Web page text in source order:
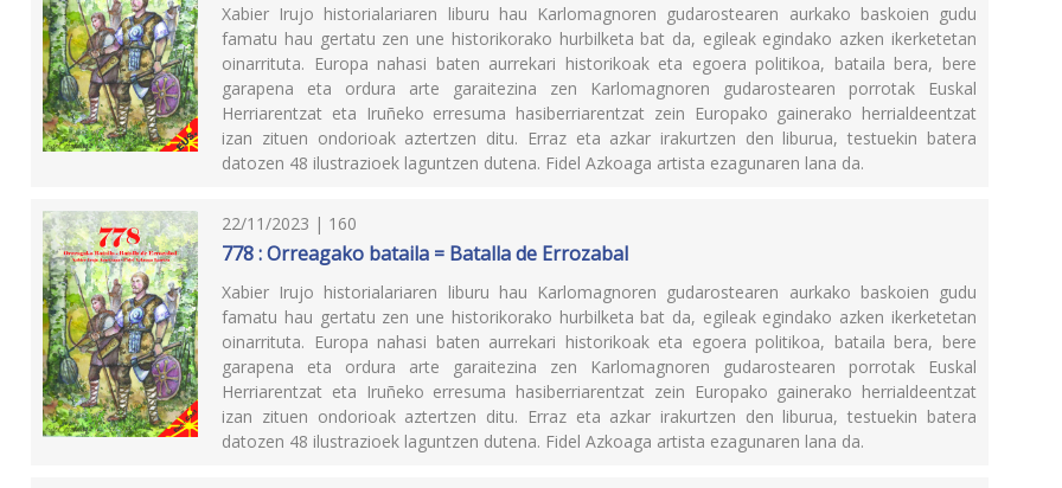
Xabier Irujo historialariaren liburu hau Karlomagnoren gudarostearen aurkako baskoien gudu
famatu hau gertatu zen une historikorako hurbilketa bat da, egileak egindako azken ikerketetan
oinarrituta. Europa nahasi baten aurrekari historikoak eta egoera politikoa, bataila bera, bere
garapena eta ordura arte garaitezina zen Karlomagnoren gudarostearen porrotak Euskal
Herriarentzat eta Iruñeko erresuma hasiberriarentzat zein Europako gainerako herrialdeentzat
izan zituen ondorioak aztertzen ditu. Erraz eta azkar irakurtzen den liburua, testuekin batera
datozen 48 ilustrazioek laguntzen dutena. Fidel Azkoaga artista ezagunaren lana da.
22/11/2023 | 160
778 : Orreagako bataila = Batalla de Errozabal
Xabier Irujo historialariaren liburu hau Karlomagnoren gudarostearen aurkako baskoien gudu
famatu hau gertatu zen une historikorako hurbilketa bat da, egileak egindako azken ikerketetan
oinarrituta. Europa nahasi baten aurrekari historikoak eta egoera politikoa, bataila bera, bere
garapena eta ordura arte garaitezina zen Karlomagnoren gudarostearen porrotak Euskal
Herriarentzat eta Iruñeko erresuma hasiberriarentzat zein Europako gainerako herrialdeentzat
izan zituen ondorioak aztertzen ditu. Erraz eta azkar irakurtzen den liburua, testuekin batera
datozen 48 ilustrazioek laguntzen dutena. Fidel Azkoaga artista ezagunaren lana da.